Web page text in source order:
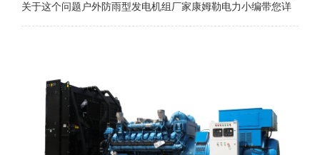
关于这个问题户外防雨型发电机组厂家康姆勒电力小编带您详